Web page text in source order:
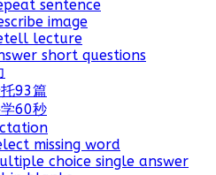
sentence
image
lecture
short questions
93篇
60秒
missing word
choice single answer